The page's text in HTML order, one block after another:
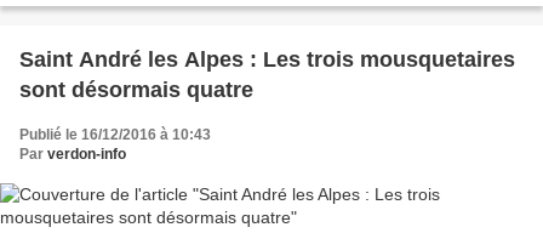
Saint André les Alpes : Les trois mousquetaires
sont désormais quatre
Publié le 16/12/2016 à 10:43
Par verdon-info